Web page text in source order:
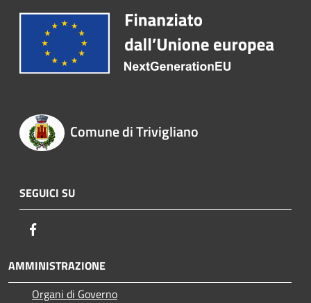
Comune di Trivigliano
SEGUICI SU
AMMINISTRAZIONE
Organi di Governo